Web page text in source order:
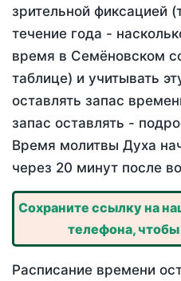
зрительной фиксацией
течение года -
время в Семёновском
таблице) и учитывать
оставлять запас
запас оставлять -
Время молитвы Духа
через 20 минут после
Сохраните ссылку на
телефона, чтобы
Расписание времени